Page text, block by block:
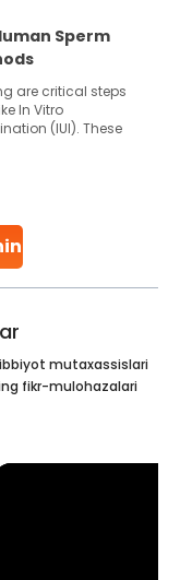
Sperm
are critical steps
In Vitro
(IUI). These
dream of
mutaxassislari
fikr-mulohazalari